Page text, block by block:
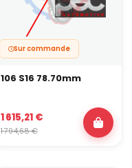
Sur commande
106 S16 78.70mm
1 615,21 €
1 794,68 €